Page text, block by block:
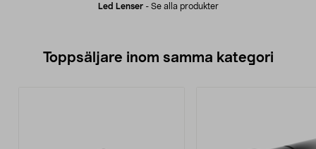
Led Lenser- Se alla produkter
Toppsäljare inom samma kategori